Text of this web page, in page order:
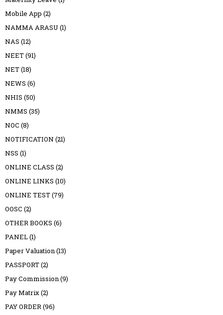
Mobile App (2)
NAMMA ARASU (1)
NAS (12)
NEET(91)
NET(18)
NEWS (6)
NHIS (50)
NMMS (35)
NOC (8)
NOTIFICATION (21)
NSS (1)
ONLINE CLASS (2)
ONLINE LINKS (10)
ONLINE TEST(79)
OOSC (2)
OTHER BOOKS (6)
PANEL(1)
Paper Valuation(13)
PASSPORT(2)
Pay Commission(9)
Pay Matrix(2)
PAY ORDER(96)